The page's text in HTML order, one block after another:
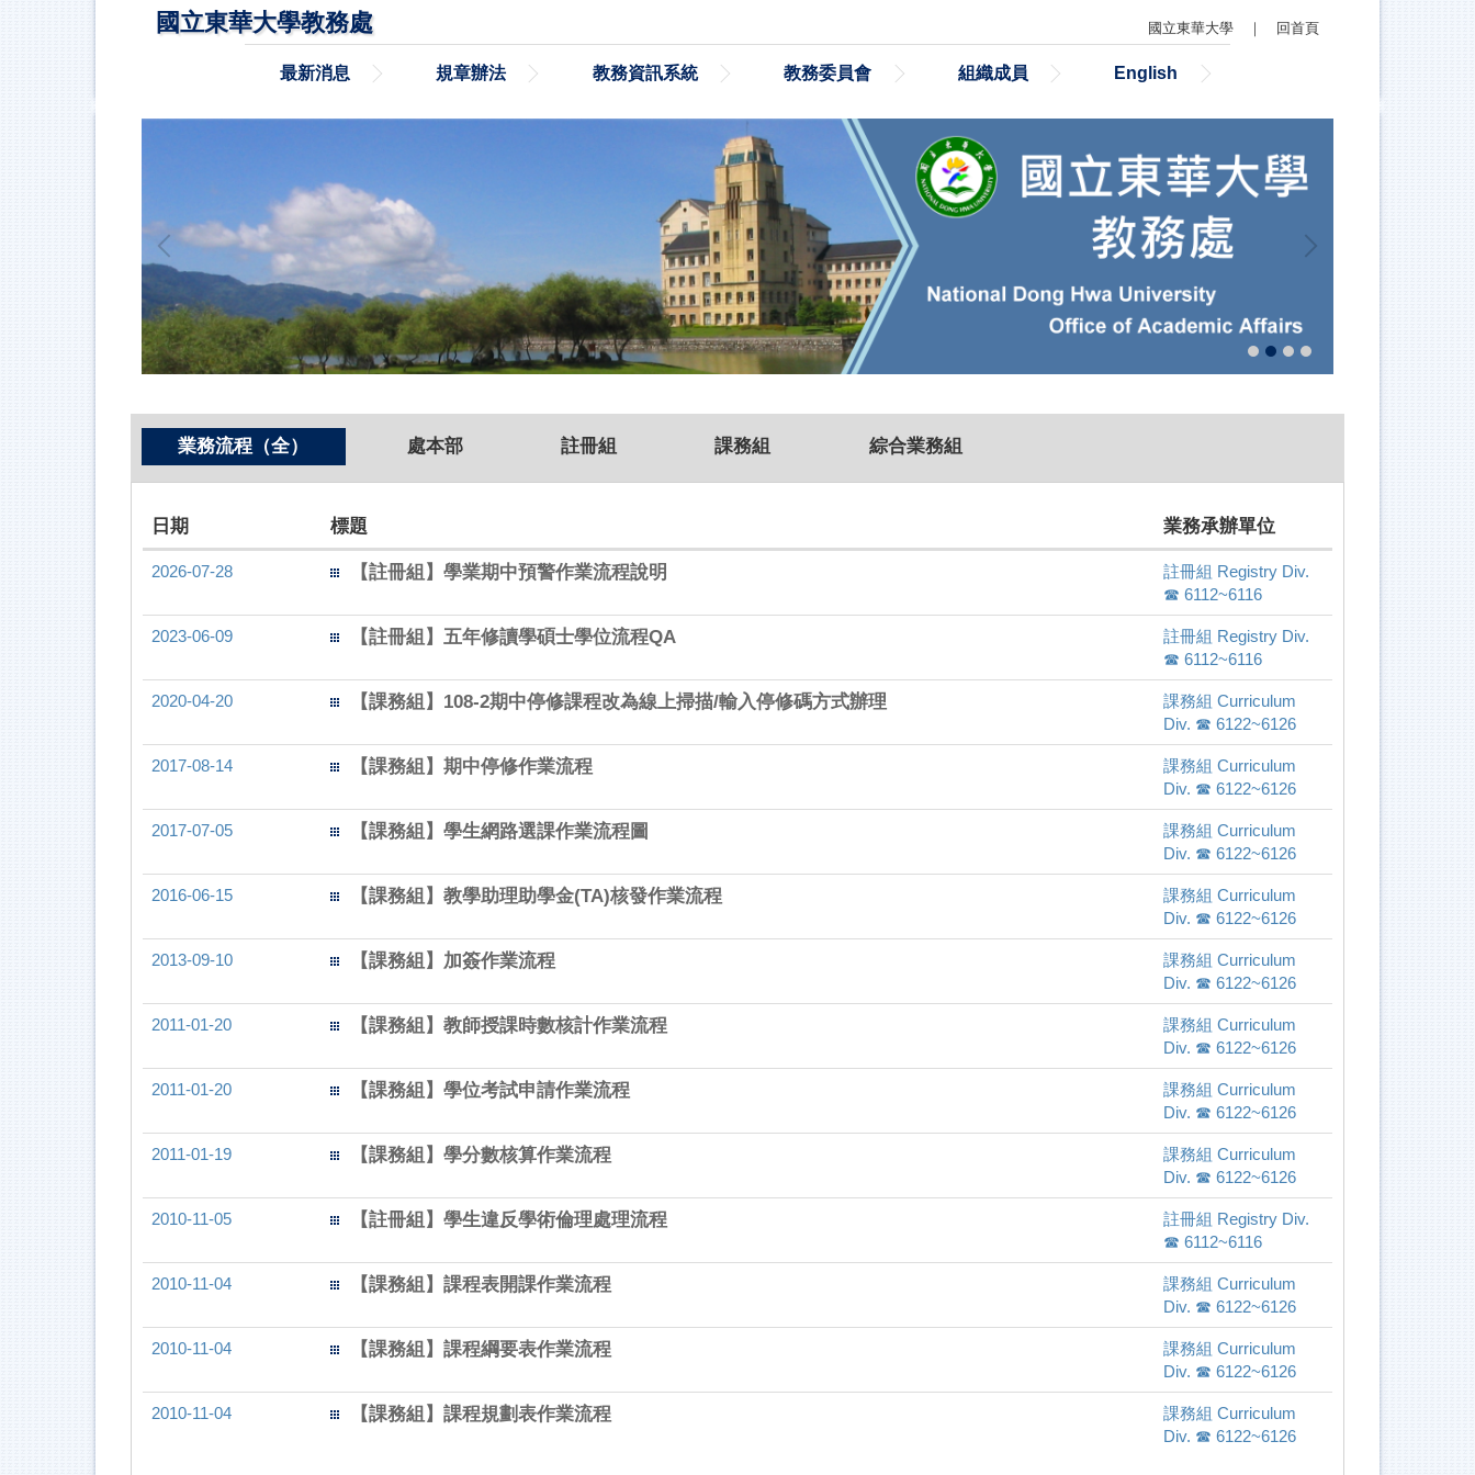
國立東華大學教務處 國立東華大學 回首頁
最新消息 規章辦法 教務資訊系統 教務委員會 組織成員 English
業務流程（全） 處本部 註冊組 課務組 綜合業務組
日期 標題 業務承辦單位
2026-07-28 【註冊組】學業期中預警作業流程說明
註冊組 Registry Div.
☎ 6112~6116
2023-06-09 【註冊組】五年修讀學碩士學位流程QA
註冊組 Registry Div.
☎ 6112~6116
2020-04-20 【課務組】108-2期中停修課程改為線上掃描/輸入停修碼方式辦理
課務組 Curriculum
Div. ☎ 6122~6126
2017-08-14 【課務組】期中停修作業流程
課務組 Curriculum
Div. ☎ 6122~6126
2017-07-05 【課務組】學生網路選課作業流程圖
課務組 Curriculum
Div. ☎ 6122~6126
2016-06-15 【課務組】教學助理助學金(TA)核發作業流程
課務組 Curriculum
Div. ☎ 6122~6126
2013-09-10 【課務組】加簽作業流程
課務組 Curriculum
Div. ☎ 6122~6126
2011-01-20 【課務組】教師授課時數核計作業流程
課務組 Curriculum
Div. ☎ 6122~6126
2011-01-20 【課務組】學位考試申請作業流程
課務組 Curriculum
Div. ☎ 6122~6126
2011-01-19 【課務組】學分數核算作業流程
課務組 Curriculum
Div. ☎ 6122~6126
2010-11-05 【註冊組】學生違反學術倫理處理流程
註冊組 Registry Div.
☎ 6112~6116
2010-11-04 【課務組】課程表開課作業流程
課務組 Curriculum
Div. ☎ 6122~6126
2010-11-04 【課務組】課程綱要表作業流程
課務組 Curriculum
Div. ☎ 6122~6126
2010-11-04 【課務組】課程規劃表作業流程
課務組 Curriculum
Div. ☎ 6122~6126